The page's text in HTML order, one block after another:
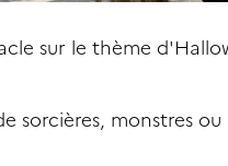
sur le thème
sorcières, monstres ou